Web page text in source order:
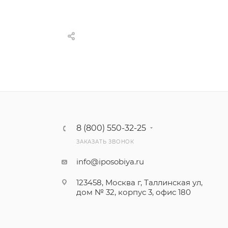
8 (800) 550-32-25
ЗАКАЗАТЬ ЗВОНОК
info@iposobiya.ru
123458, Москва г, Таллинская ул,
дом № 32, корпус 3, офис 180